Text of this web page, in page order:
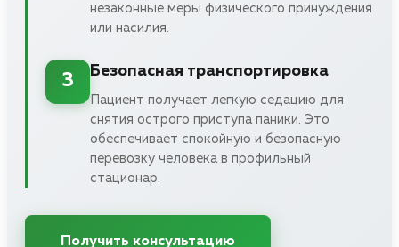
незаконные меры физического принуждения
или насилия.
3
Безопасная транспортировка
Пациент получает легкую седацию для
снятия острого приступа паники. Это
обеспечивает спокойную и безопасную
перевозку человека в профильный
стационар.
Получить консультацию